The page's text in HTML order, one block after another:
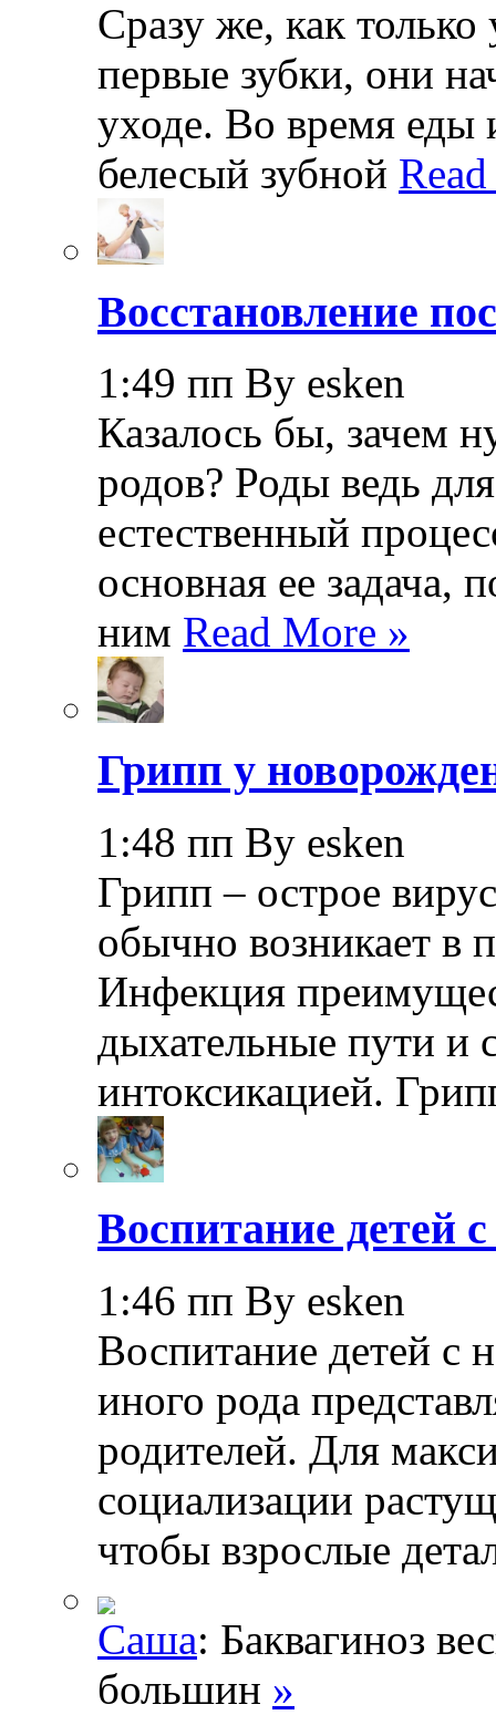
Сразу же, как
первые зубки, они
уходе. Во время еды
белесый зубной
Восстановление
1:49 пп By esken
Казалось бы, зачем
родов? Роды ведь
естественный
основная ее задача,
ним Read More »
Грипп у
1:48 пп By esken
Грипп – острое
обычно возникает в
Инфекция
дыхательные пути и
интоксикацией.
Воспитание детей
1:46 пп By esken
Воспитание детей с
иного рода
родителей. Для
социализации
чтобы взрослые
Саша: Баквагиноз
большин »